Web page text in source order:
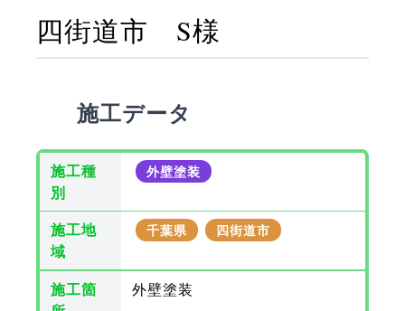
四街道市 S様
施工データ
施工種
別
外壁塗装
施工地
域
千葉県 四街道市
施工箇
外壁塗装